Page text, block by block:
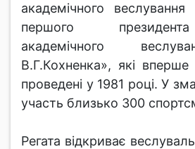
академічного веслування
першого
академічного
В.Г.Кохненка», які
проведені у 1981 році. У
участь близько 300
Регата відкриває